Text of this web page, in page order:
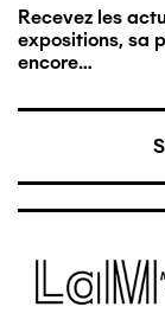
Recevez les
expositions, sa
encore…
Image